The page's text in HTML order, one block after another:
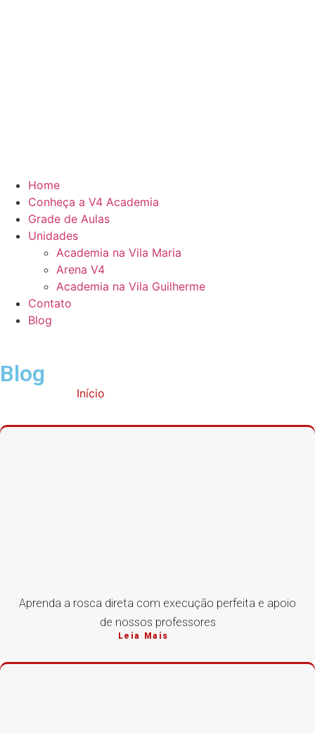
Home
Conheça a V4 Academia
Grade de Aulas
Unidades
Academia na Vila Maria
Arena V4
Academia na Vila Guilherme
Contato
Blog
Blog
Início
Aprenda a rosca direta com execução perfeita e apoio
de nossos professores
Leia Mais